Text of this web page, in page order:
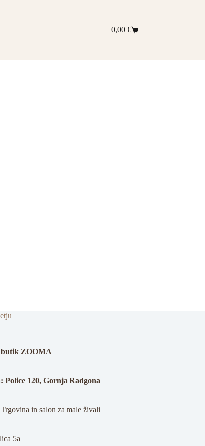
Shopping
0,00 €
butik ZOOMA
Police 120, Gornja Radgona
in salon za male živali
5a